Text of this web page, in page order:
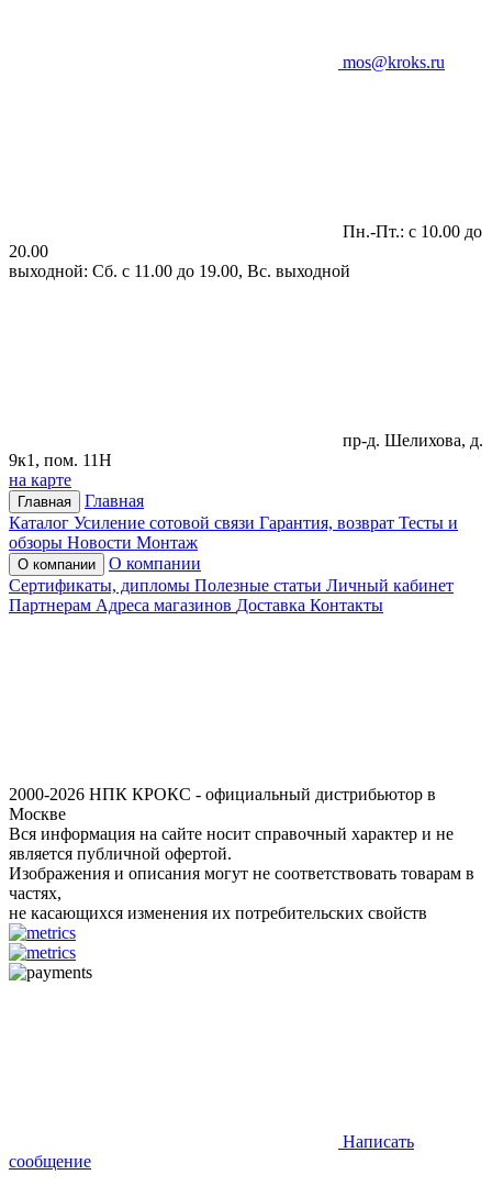
mos@kroks.ru
Пн.-Пт.: с 10.00 до
20.00
выходной: Сб. с 11.00 до 19.00, Вс. выходной
пр-д. Шелихова, д.
9к1, пом. 11Н
на карте
Главная
Главная
Каталог Усиление сотовой связи Гарантия, возврат Тесты и
обзоры Новости Монтаж
О компании
О компании
Сертификаты, дипломы Полезные статьи Личный кабинет
Партнерам Адреса магазинов Доставка Контакты
2000-2026 НПК КРОКС - официальный дистрибьютор в
Москве
Вся информация на сайте носит справочный характер и не
является публичной офертой.
Изображения и описания могут не соответствовать товарам в
частях,
не касающихся изменения их потребительских свойств
Написать
сообщение